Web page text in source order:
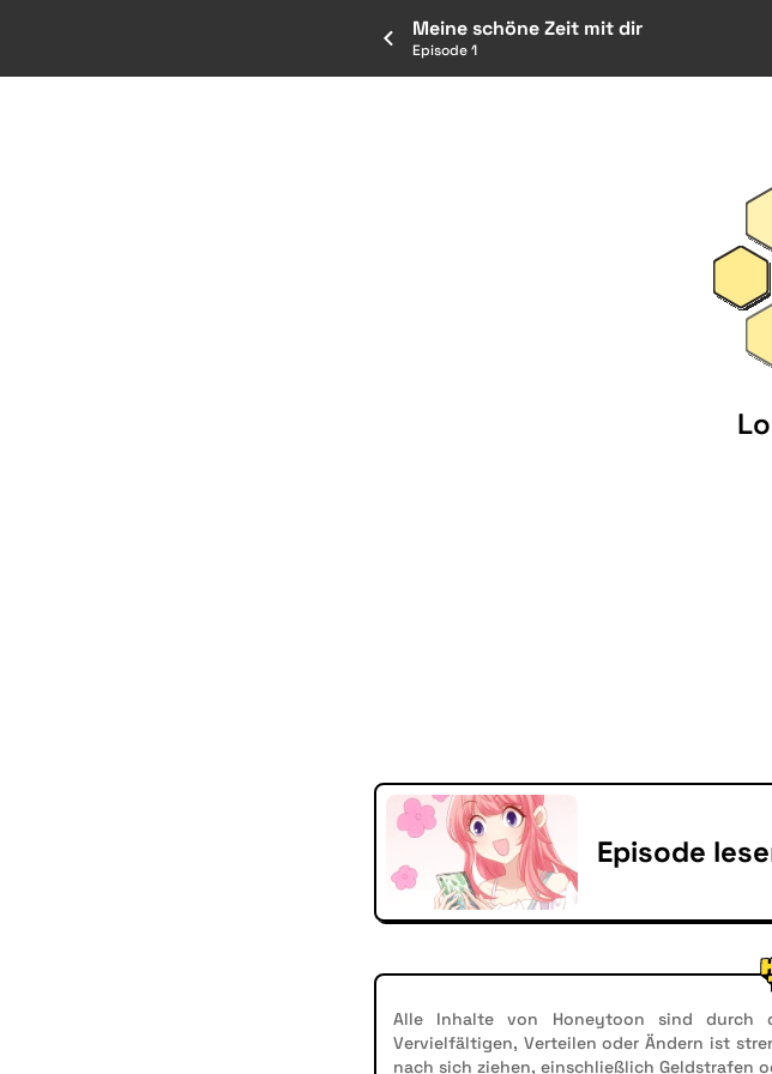
Meine schöne Zeit mit dir
Episode 1
Episode
Alle Inhalte von Honeytoon sind durch
Vervielfältigen, Verteilen oder Ändern ist
nach sich ziehen, einschließlich Geldstrafen